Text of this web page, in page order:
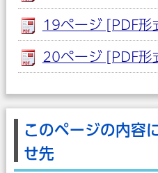
19ページ [PDF形
20ページ [PDF形
このページの内容
せ先